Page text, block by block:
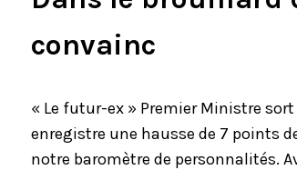
convainc
« Le futur-ex » Premier Ministre
enregistre une hausse de 7 points
notre baromètre de personnalités.